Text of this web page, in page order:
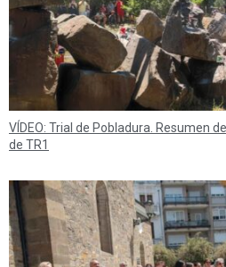
VÍDEO: Trial de Pobladura. Resumen
de TR1